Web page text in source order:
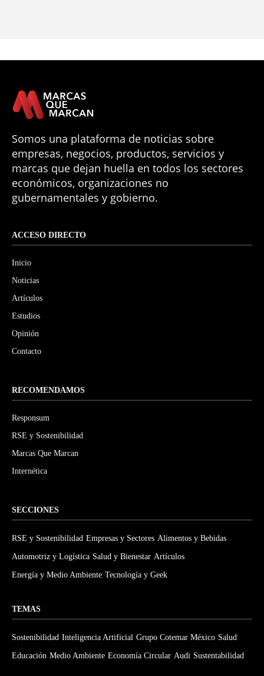
Somos una plataforma de noticias sobre
empresas, negocios, productos, servicios y
marcas que dejan huella en todos los sectores
económicos, organizaciones no
gubernamentales y gobierno.
ACCESO DIRECTO
Inicio
Noticias
Artículos
Estudios
Opinión
Contacto
RECOMENDAMOS
Responsum
RSE y Sostenibilidad
Marcas Que Marcan
Internética
SECCIONES
RSE y Sostenibilidad Empresas y Sectores Alimentos y Bebidas
Automotriz y Logística Salud y Bienestar Artículos
Energía y Medio Ambiente Tecnología y Geek
TEMAS
Sostenibilidad Inteligencia Artificial Grupo Cotemar México Salud
Educación Medio Ambiente Economía Circular Audi Sustentabilidad